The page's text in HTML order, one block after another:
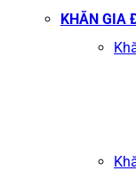
KHĂN GIA